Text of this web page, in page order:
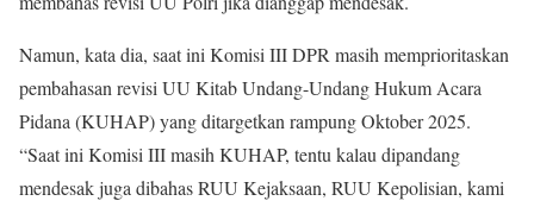
Namun, kata dia, saat ini Komisi III DPR masih memprioritaskan
pembahasan revisi UU Kitab Undang-Undang Hukum Acara
Pidana (KUHAP) yang ditargetkan rampung Oktober 2025.
“Saat ini Komisi III masih KUHAP, tentu kalau dipandang
mendesak juga dibahas RUU Kejaksaan, RUU Kepolisian, kami